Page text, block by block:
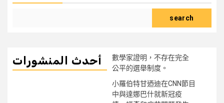
search
أحدث المنشورات
數學家證明，不存在完全
公平的選舉制度。
小羅伯特甘迺迪在CNN節目
中與達娜巴什就新冠疫